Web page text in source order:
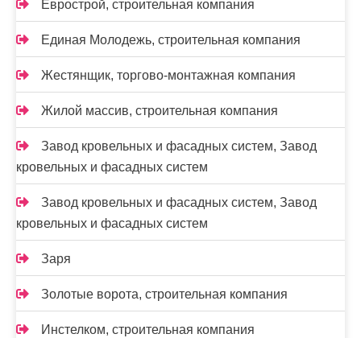
Еврострой, строительная компания
Единая Молодежь, строительная компания
Жестянщик, торгово-монтажная компания
Жилой массив, строительная компания
Завод кровельных и фасадных систем, Завод
кровельных и фасадных систем
Завод кровельных и фасадных систем, Завод
кровельных и фасадных систем
Заря
Золотые ворота, строительная компания
Инстелком, строительная компания